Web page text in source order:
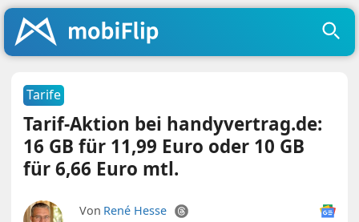
Tarife
Tarif-Aktion bei handyvertrag.de:
16 GB für 11,99 Euro oder 10 GB
für 6,66 Euro mtl.
Von René Hesse